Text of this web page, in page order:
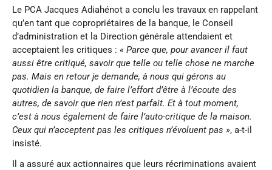
Le PCA Jacques Adiahénot a conclu les travaux en rappelant
qu’en tant que copropriétaires de la banque, le Conseil
d’administration et la Direction générale attendaient et
acceptaient les critiques : « Parce que, pour avancer il faut
aussi être critiqué, savoir que telle ou telle chose ne marche
pas. Mais en retour je demande, à nous qui gérons au
quotidien la banque, de faire l’effort d’être à l’écoute des
autres, de savoir que rien n’est parfait. Et à tout moment,
c’est à nous également de faire l’auto-critique de la maison.
Ceux qui n’acceptent pas les critiques n’évoluent pas », a-t-il
insisté.
Il a assuré aux actionnaires que leurs récriminations avaient